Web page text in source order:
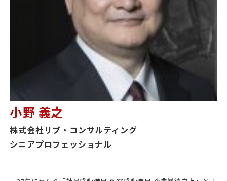
小野 義之
株式会社リブ・コンサルティング
シニアプロフェッショナル